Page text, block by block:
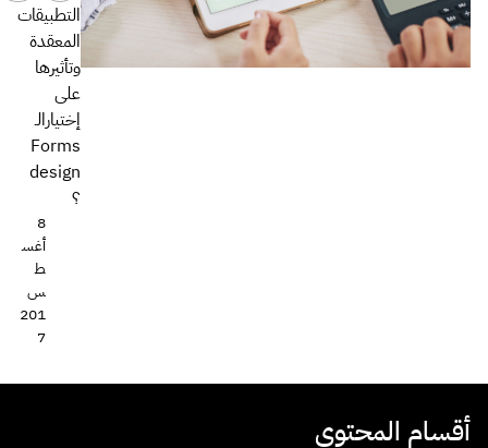
التطبيقات
المعقدة
وتأثيرها
على
إختيارالـ
Forms
design
؟
8
أغس
ط
س
201
7
أقسام المحتوى